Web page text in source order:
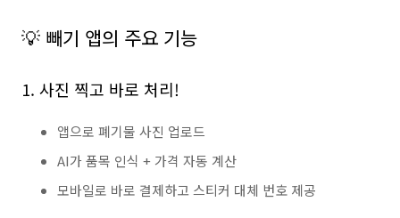
💡 빼기 앱의 주요 기능
1. 사진 찍고 바로 처리!
앱으로 폐기물 사진 업로드
AI가 품목 인식 + 가격 자동 계산
모바일로 바로 결제하고 스티커 대체 번호 제공